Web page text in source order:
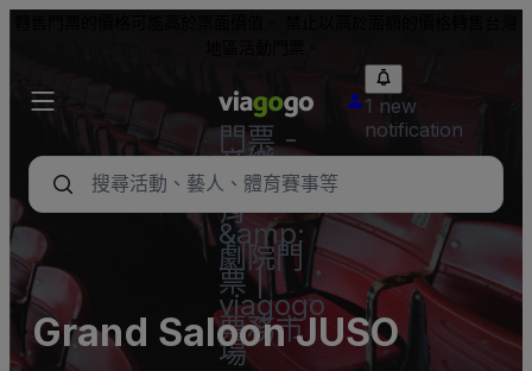
門票 -
音樂
會、體
育
&amp;
劇院門
票 |
viagogo
票務市
場
1 new
notification
Grand Saloon JUSO